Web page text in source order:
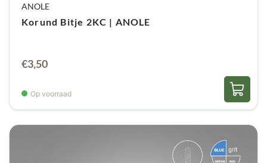
ANOLE
Korund Bitje 2KC | ANOLE
€3,50
Op voorraad